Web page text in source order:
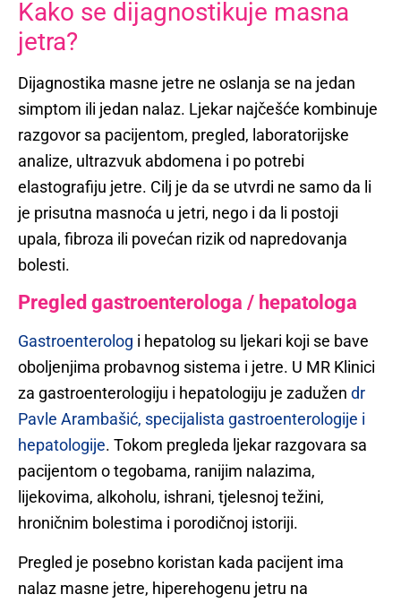
Kako se dijagnostikuje masna
jetra?
Dijagnostika masne jetre ne oslanja se na jedan
simptom ili jedan nalaz. Ljekar najčešće kombinuje
razgovor sa pacijentom, pregled, laboratorijske
analize, ultrazvuk abdomena i po potrebi
elastografiju jetre. Cilj je da se utvrdi ne samo da li
je prisutna masnoća u jetri, nego i da li postoji
upala, fibroza ili povećan rizik od napredovanja
bolesti.
Pregled gastroenterologa / hepatologa
Gastroenterolog i hepatolog su ljekari koji se bave
oboljenjima probavnog sistema i jetre. U MR Klinici
za gastroenterologiju i hepatologiju je zadužen dr
Pavle Arambašić, specijalista gastroenterologije i
hepatologije. Tokom pregleda ljekar razgovara sa
pacijentom o tegobama, ranijim nalazima,
lijekovima, alkoholu, ishrani, tjelesnoj težini,
hroničnim bolestima i porodičnoj istoriji.
Pregled je posebno koristan kada pacijent ima
nalaz masne jetre, hiperehogenu jetru na